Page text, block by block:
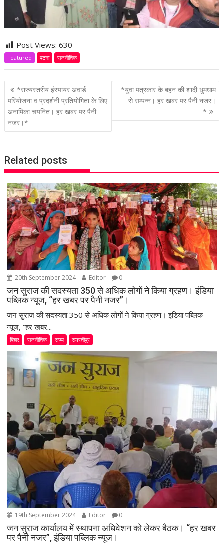
Post Views:630
Featured पटना राजनीतिक
P
o
s
t
a
v
i
g
a
t
i
o
n
*राज्यस्तरीय इंस्पायर अवार्ड
परियोजना व प्रदर्शनी प्रतियोगिता के लिए
अनामिका चयनित। हर खबर पर पैनी
नजर।*
*युवा पत्रकार के बहन की शादी धुमधाम
से सम्पन्न। हर खबर पर पैनी नजर।
*
Related posts
20th September 2024 Editor 0
जन सुराज की सदस्यता 350 से अधिक लोगों ने किया ग्रहण। इंडिया
पब्लिक न्यूज, “हर खबर पर पैनी नजर”।
जन सुराज की सदस्यता 350 से अधिक लोगों ने किया ग्रहण। इंडिया पब्लिक
न्यूज, “हर खबर...
बिहार राजनीतिक राज्य समस्तीपुर
19th September 2024 Editor 0
जन सुराज कार्यालय में स्थापना अधिवेशन को लेकर बैठक। “हर खबर
पर पैनी नजर”, इंडिया पब्लिक न्यूज।